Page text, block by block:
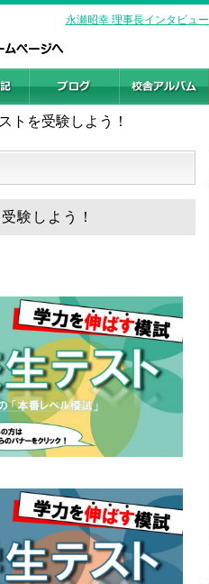
永瀬昭幸 理事長インタビュー
トを受験しよう！
験しよう！